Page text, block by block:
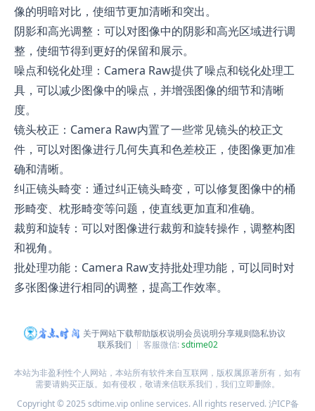
像的明暗对比，使细节更加清晰和突出。
阴影和高光调整：可以对图像中的阴影和高光区域进行调
整，使细节得到更好的保留和展示。
噪点和锐化处理：Camera Raw提供了噪点和锐化处理工
具，可以减少图像中的噪点，并增强图像的细节和清晰
度。
镜头校正：Camera Raw内置了一些常见镜头的校正文
件，可以对图像进行几何失真和色差校正，使图像更加准
确和清晰。
纠正镜头畸变：通过纠正镜头畸变，可以修复图像中的桶
形畸变、枕形畸变等问题，使直线更加直和准确。
裁剪和旋转：可以对图像进行裁剪和旋转操作，调整构图
和视角。
批处理功能：Camera Raw支持批处理功能，可以同时对
多张图像进行相同的调整，提高工作效率。
关于网站下载帮助版权说明会员说明分享规则隐私协议
联系我们
客服微信:sdtime02
本站为非盈利性个人网站，本站所有软件来自互联网，版权属原著所有，如有
需要请购买正版。如有侵权，敬请来信联系我们，我们立即删除。
Copyright © 2025 sdtime.vip online services. All rights reserved.沪ICP备